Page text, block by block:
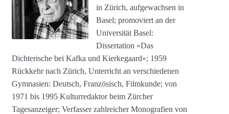
in Zürich, aufgewachsen in
Basel; promoviert an der
Universität Basel:
Dissertation «Das
Dichterische bei Kafka und Kierkegaard»; 1959
Rückkehr nach Zürich, Unterricht an verschiedenen
Gymnasien: Deutsch, Französisch, Filmkunde; von
1971 bis 1995 Kulturredaktor beim Zürcher
Tagesanzeiger; Verfasser zahlreicher Monografien von